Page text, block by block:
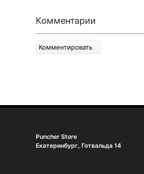
Комментарии
Комментировать
Puncher Store
Екатеринбург, Готвальда 14